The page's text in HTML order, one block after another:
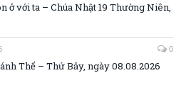
ở với ta – Chúa Nhật 19 Thường Niên,
0
Thể – Thứ Bảy, ngày 08.08.2026